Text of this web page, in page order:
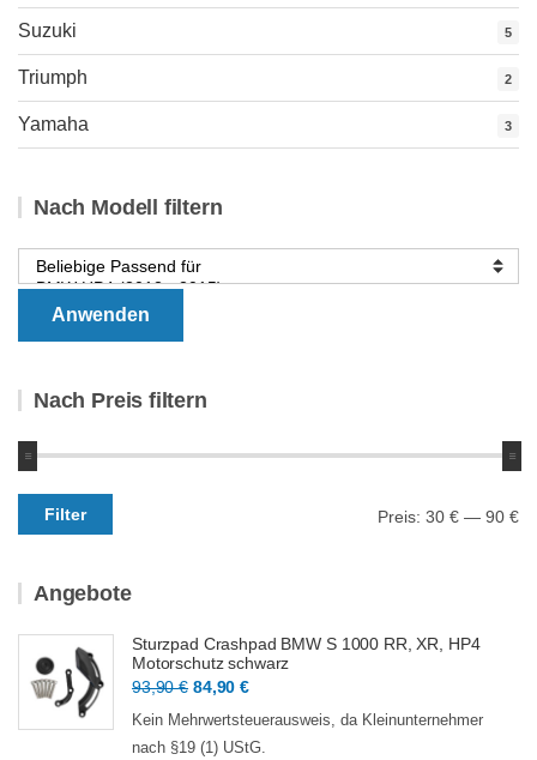
Suzuki 5
Triumph 2
Yamaha 3
Nach Modell filtern
Anwenden
Nach Preis filtern
Min.
Preis
Max.
Preis
Filter Preis: 30 € — 90 €
Angebote
Sturzpad Crashpad BMW S 1000 RR, XR, HP4
Motorschutz schwarz
93,90€ Ursprünglicher
Preis
war:
84,90€Aktueller
Preis
ist:
Kein Mehrwertsteuerausweis, da Kleinunternehmer
nach §19 (1) UStG.